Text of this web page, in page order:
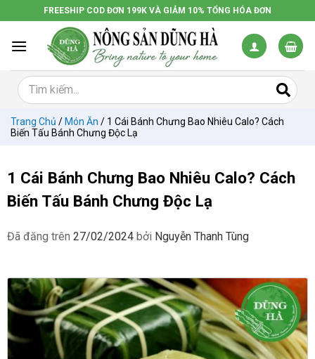
đến
dung
FREESHIP COD ĐƠN 199K VÀ GIẢM 10% TỔNG HÓA ĐƠN
Trang Chủ / Món Ăn / 1 Cái Bánh Chưng Bao Nhiêu Calo? Cách
Biến Tấu Bánh Chưng Độc Lạ
1 Cái Bánh Chưng Bao Nhiêu Calo? Cách
Biến Tấu Bánh Chưng Độc Lạ
Đã đăng trên 27/02/2024 bởi Nguyễn Thanh Tùng